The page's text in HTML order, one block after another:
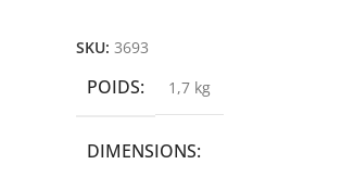
SKU: 3693
POIDS 1,7 kg
DIMENSIONS